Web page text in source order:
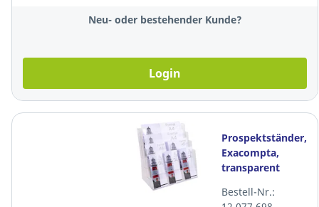
Neu- oder bestehender Kunde?
Login
Prospektständer,
Exacompta,
transparent
Bestell-Nr.: